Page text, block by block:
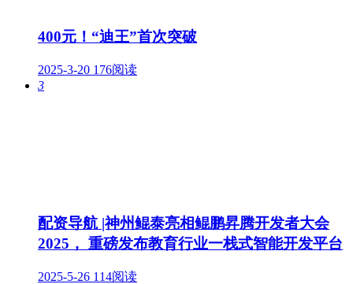
400元！“迪王”首次突破
2025-3-20 176阅读
3
配资导航 |神州鲲泰亮相鲲鹏昇腾开发者大会
2025， 重磅发布教育行业一栈式智能开发平台
2025-5-26 114阅读